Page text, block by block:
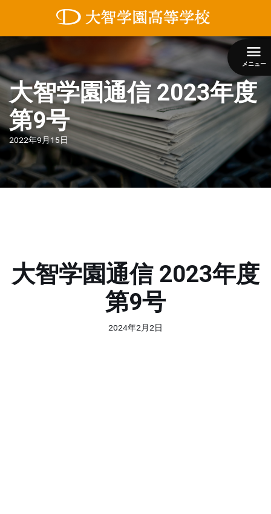
テ
ン
ツ
へ
ス
キ
ッ
プ
メニュー
大智学園通信 2023年度
第9号
2022年9月15日
大智学園通信 2023年度
第9号
2024年2月2日